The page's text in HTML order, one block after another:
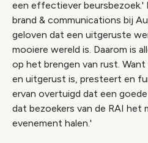
een effectiever beursbezoek.'
brand & communications bij
geloven dat een uitgeruste
mooiere wereld is. Daarom is
op het brengen van rust.
en uitgerust is, presteert en
ervan overtuigd dat een
dat bezoekers van de RAI het
evenement halen.'